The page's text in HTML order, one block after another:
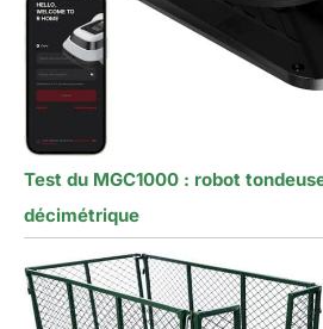
Test du MGC1000 : robot
décimétrique